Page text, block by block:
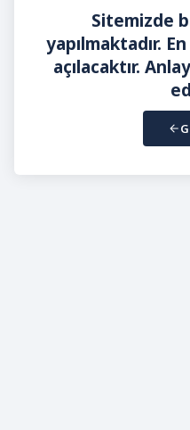
Sitemizde
yapılmaktadır.
açılacaktır.